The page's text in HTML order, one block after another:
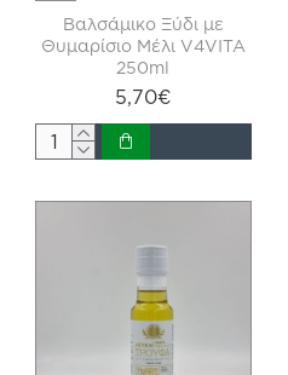
Βαλσάμικο Ξύδι με
Θυμαρίσιο Μέλι V4VITA
250ml
5,70€